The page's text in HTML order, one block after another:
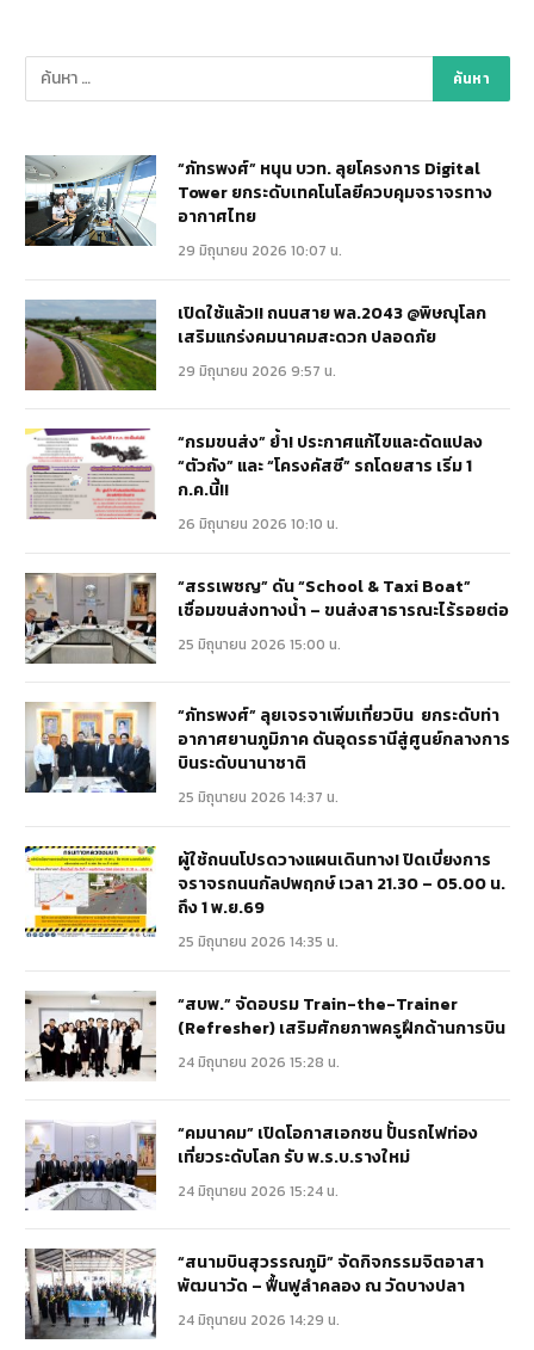
“ภัทรพงศ์” หนุน บวท. ลุยโครงการ Digital
Tower ยกระดับเทคโนโลยีควบคุมจราจรทาง
อากาศไทย
29 มิถุนายน 2026 10:07 น.
เปิดใช้แล้ว!! ถนนสาย พล.2043 @พิษณุโลก
เสริมแกร่งคมนาคมสะดวก ปลอดภัย
29 มิถุนายน 2026 9:57 น.
“กรมขนส่ง” ย้ำ! ประกาศแก้ไขและดัดแปลง
“ตัวถัง” และ “โครงคัสซี” รถโดยสาร เริ่ม 1
ก.ค.นี้!!
26 มิถุนายน 2026 10:10 น.
“สรรเพชญ” ดัน “School & Taxi Boat”
เชื่อมขนส่งทางน้ำ – ขนส่งสาธารณะไร้รอยต่อ
25 มิถุนายน 2026 15:00 น.
“ภัทรพงศ์” ลุยเจรจาเพิ่มเที่ยวบิน ยกระดับท่า
อากาศยานภูมิภาค ดันอุดรธานีสู่ศูนย์กลางการ
บินระดับนานาชาติ
25 มิถุนายน 2026 14:37 น.
ผู้ใช้ถนนโปรดวางแผนเดินทาง! ปิดเบี่ยงการ
จราจรถนนกัลปพฤกษ์ เวลา 21.30 – 05.00 น.
ถึง 1 พ.ย.69
25 มิถุนายน 2026 14:35 น.
“สบพ.” จัดอบรม Train-the-Trainer
(Refresher) เสริมศักยภาพครูฝึกด้านการบิน
24 มิถุนายน 2026 15:28 น.
“คมนาคม” เปิดโอกาสเอกชน ปั้นรถไฟท่อง
เที่ยวระดับโลก รับ พ.ร.บ.รางใหม่
24 มิถุนายน 2026 15:24 น.
“สนามบินสุวรรณภูมิ” จัดกิจกรรมจิตอาสา
พัฒนาวัด – ฟื้นฟูลำคลอง ณ วัดบางปลา
24 มิถุนายน 2026 14:29 น.